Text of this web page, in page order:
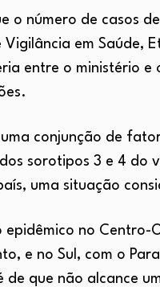
o número de casos
em Saúde,
entre o ministério e
conjunção de
sorotipos 3 e 4 do
uma situação
no Centro-
e no Sul, com o
que não alcance